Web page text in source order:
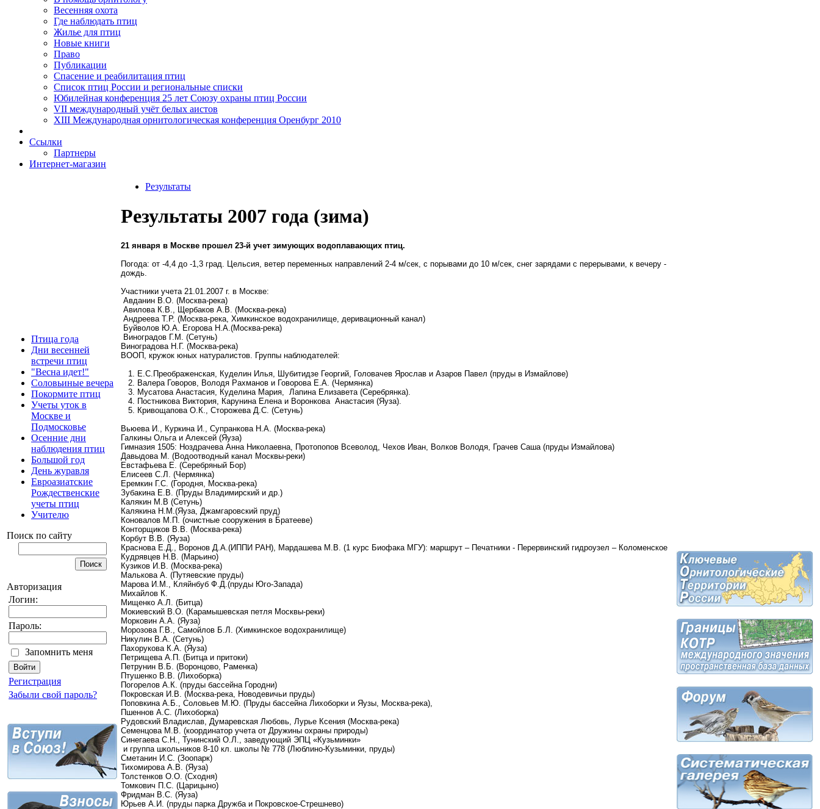
Весенняя охота
Где наблюдать птиц
Жилье для птиц
Новые книги
Право
Публикации
Спасение и реабилитация птиц
Список птиц России и региональные списки
Юбилейная конференция 25 лет Союзу охраны птиц России
VII международный учёт белых аистов
XIII Международная орнитологическая конференция Оренбург 2010
Ссылки
Партнеры
Интернет-магазин
Птица года
Дни весенней
встречи птиц
"Весна идет!"
Соловьиные вечера
Покормите птиц
Учеты уток в
Москве и
Подмосковье
Осенние дни
наблюдения птиц
Большой год
День журавля
Евроазиатские
Рождественские
учеты птиц
Учителю
Поиск по сайту
Авторизация
Логин:
Пароль:
Запомнить меня
Регистрация
Забыли свой пароль?
Результаты
Результаты 2007 года (зима)
21 января в Москве прошел 23-й учет зимующих водоплавающих птиц.
Погода: от -4,4 до -1,3 град. Цельсия, ветер переменных направлений 2-4 м/сек, с порывами до 10 м/сек, снег зарядами с перерывами, к вечеру -
дождь.
Участники учета 21.01.2007 г. в Москве:
Авданин В.О. (Москва-река)
Авилова К.В., Щербаков А.В. (Москва-река)
Андреева Т.Р. (Москва-река, Химкинское водохранилище, деривационный канал)
Буйволов Ю.А. Егорова Н.А.(Москва-река)
Виноградов Г.М. (Сетунь)
Виноградова Н.Г. (Москва-река)
ВООП, кружок юных натуралистов. Группы наблюдателей:
1. Е.С.Преображенская, Куделин Илья, Шубитидзе Георгий, Головачев Ярослав и Азаров Павел (пруды в Измайлове)
2. Валера Говоров, Володя Рахманов и Говорова Е.А. (Чермянка)
3. Мусатова Анастасия, Куделина Мария, Лапина Елизавета (Серебрянка).
4. Постникова Виктория, Карунина Елена и Воронкова Анастасия (Яуза).
5. Кривощапова О.К., Сторожева Д.С. (Сетунь)
Вьюева И., Куркина И., Супранкова Н.А. (Москва-река)
Галкины Ольга и Алексей (Яуза)
Гимназия 1505: Ноздрачева Анна Николаевна, Протопопов Всеволод, Чехов Иван, Волков Володя, Грачев Саша (пруды Измайлова)
Давыдова М. (Водоотводный канал Москвы-реки)
Евстафьева Е. (Серебряный Бор)
Елисеев С.Л. (Чермянка)
Еремкин Г.С. (Городня, Москва-река)
Зубакина Е.В. (Пруды Владимирский и др.)
Калякин М.В (Сетунь)
Калякина Н.М.(Яуза, Джамгаровский пруд)
Коновалов М.П. (очистные сооружения в Братееве)
Конторщиков В.В. (Москва-река)
Корбут В.В. (Яуза)
Краснова Е.Д., Воронов Д.А.(ИППИ РАН), Мардашева М.В. (1 курс Биофака МГУ): маршрут – Печатники - Перервинский гидроузел – Коломенское
Кудрявцев Н.В. (Марьино)
Кузиков И.В. (Москва-река)
Малькова А. (Путяевские пруды)
Марова И.М., Кляйнбуб Ф.Д.(пруды Юго-Запада)
Михайлов К.
Мищенко А.Л. (Битца)
Мокиевский В.О. (Карамышевская петля Москвы-реки)
Морковин А.А. (Яуза)
Морозова Г.В., Самойлов Б.Л. (Химкинское водохранилище)
Никулин В.А. (Сетунь)
Пахорукова К.А. (Яуза)
Петрищева А.П. (Битца и притоки)
Петрунин В.Б. (Воронцово, Раменка)
Птушенко В.В. (Лихоборка)
Погорелов А.К. (пруды бассейна Городни)
Покровская И.В. (Москва-река, Новодевичьи пруды)
Поповкина А.Б., Соловьев М.Ю. (Пруды бассейна Лихоборки и Яузы, Москва-река),
Пшеннов А.С. (Лихоборка)
Рудовский Владислав, Думаревская Любовь, Лурье Ксения (Москва-река)
Семенцова М.В. (координатор учета от Дружины охраны природы)
Синегаева С.Н., Тунинский О.Л., заведующий ЭПЦ «Кузьминки»
и группа школьников 8-10 кл. школы № 778 (Люблино-Кузьминки, пруды)
Сметанин И.С. (Зоопарк)
Тихомирова А.В. (Яуза)
Толстенков О.О. (Сходня)
Томкович П.С. (Царицыно)
Фридман В.С. (Яуза)
Юрьев А.И. (пруды парка Дружба и Покровское-Стрешнево)